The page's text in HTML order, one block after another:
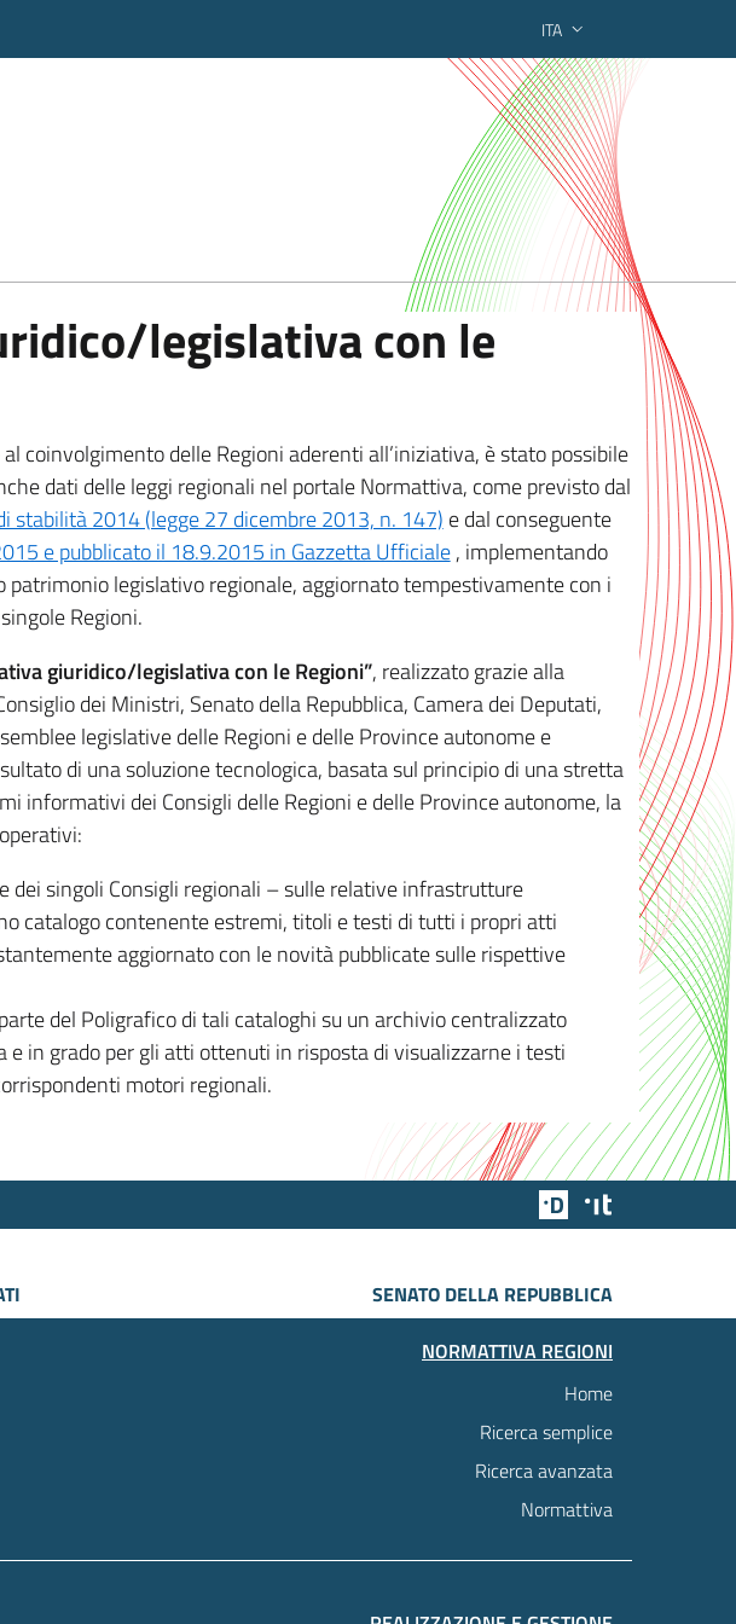
ITA
federato regionale
legislativa con le
coinvolgimento delle Regioni aderenti all’iniziativa, è stato possibile
dati delle leggi regionali nel portale Normattiva, come previsto dal
stabilità 2014 (legge 27 dicembre 2013, n. 147) e dal conseguente
e pubblicato il 18.9.2015 in Gazzetta Ufficiale, implementando
patrimonio legislativo regionale, aggiornato tempestivamente con i
Regioni.
giuridico/legislativa con le Regioni”, realizzato grazie alla
dei Ministri, Senato della Repubblica, Camera dei Deputati,
legislative delle Regioni e delle Province autonome e
di una soluzione tecnologica, basata sul principio di una stretta
informativi dei Consigli delle Regioni e delle Province autonome, la
dei singoli Consigli regionali – sulle relative infrastrutture
catalogo contenente estremi, titoli e testi di tutti i propri atti
aggiornato con le novità pubblicate sulle rispettive
del Poligrafico di tali cataloghi su un archivio centralizzato
e in grado per gli atti ottenuti in risposta di visualizzarne i testi
motori regionali.
Team Digitale
SENATO DELLA REPUBBLICA
NORMATTIVA REGIONI
Home
Ricerca semplice
Ricerca avanzata
Normattiva